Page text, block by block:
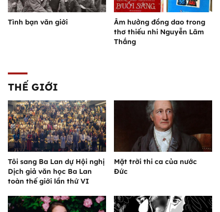
Tình bạn văn giới
Âm hưởng đồng dao trong
thơ thiếu nhi Nguyễn Lãm
Thắng
THẾ GIỚI
Tôi sang Ba Lan dự Hội nghị
Dịch giả văn học Ba Lan
toàn thế giới lần thứ VI
Mặt trời thi ca của nước
Đức